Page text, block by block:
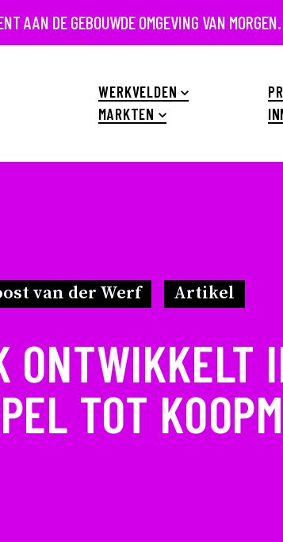
AAN DE GEBOUWDE OMGEVING VAN MORGEN.
WERKVELDEN
MARKTEN
van der Werf Artikel
ONTWIKKELT
TOT